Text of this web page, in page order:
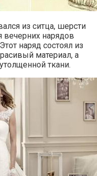
из ситца, шерсти
вечерних нарядов
наряд состоял из
материал, а
ткани.